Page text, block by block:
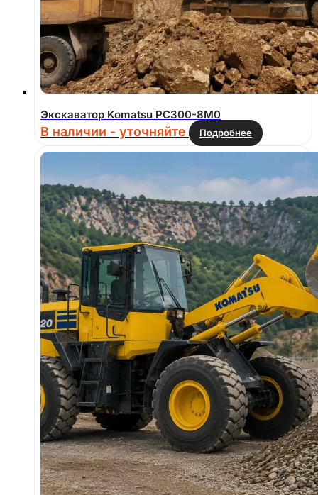
Экскаватор Komatsu PC300-8M0
В наличии - уточняйте Подробнее